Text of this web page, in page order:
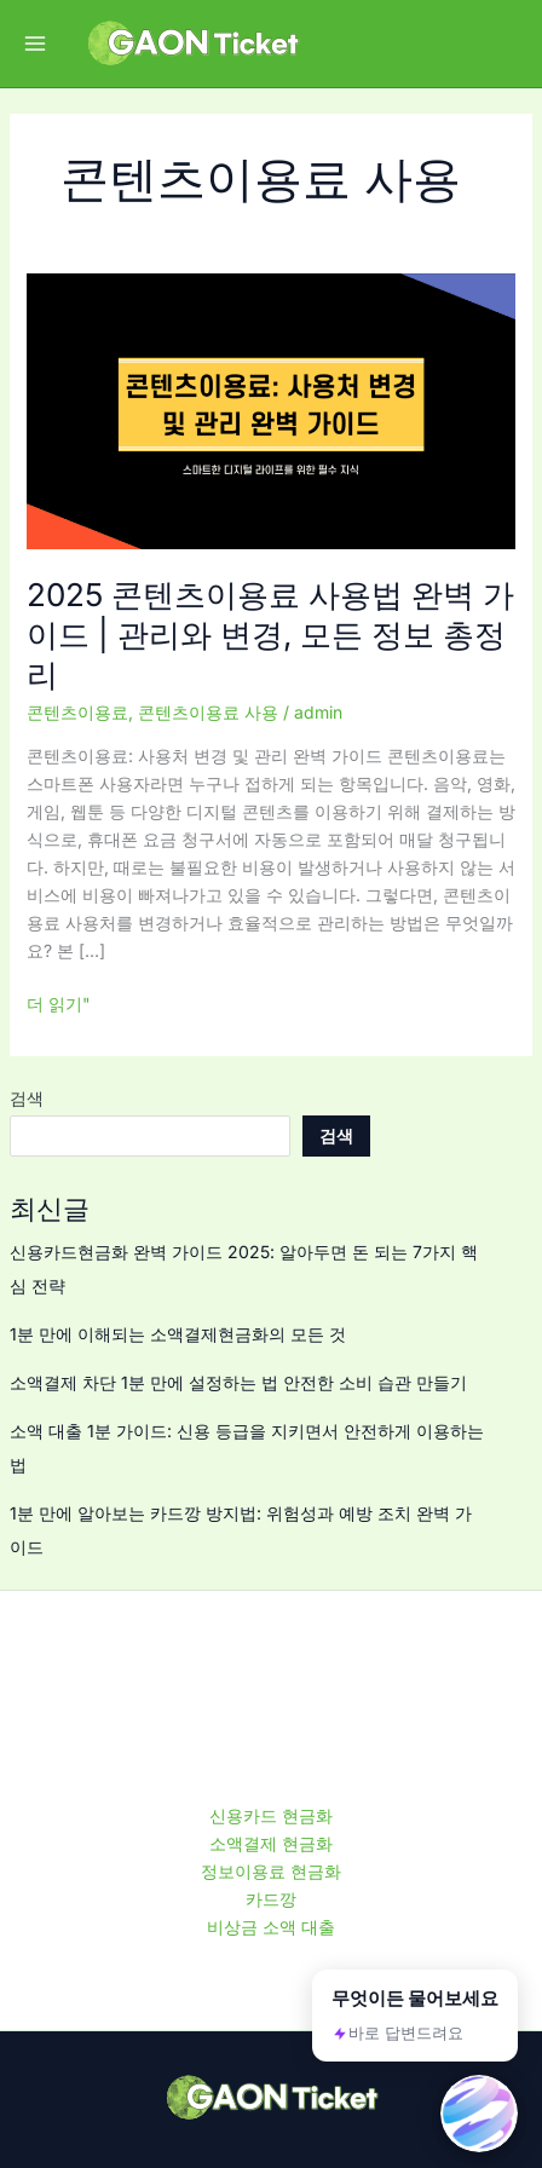
콘텐츠이용료 사용
2025 콘텐츠이용료 사용법 완벽 가
이드 | 관리와 변경, 모든 정보 총정
리
콘텐츠이용료 , 콘텐츠이용료 사용 / admin
콘텐츠이용료: 사용처 변경 및 관리 완벽 가이드 콘텐츠이용료는
스마트폰 사용자라면 누구나 접하게 되는 항목입니다. 음악, 영화,
게임, 웹툰 등 다양한 디지털 콘텐츠를 이용하기 위해 결제하는 방
식으로, 휴대폰 요금 청구서에 자동으로 포함되어 매달 청구됩니
다. 하지만, 때로는 불필요한 비용이 발생하거나 사용하지 않는 서
비스에 비용이 빠져나가고 있을 수 있습니다. 그렇다면, 콘텐츠이
용료 사용처를 변경하거나 효율적으로 관리하는 방법은 무엇일까
요? 본 […]
용
벽
가
이
드
|
리
와
변
경,
모
든
정
보
정
더 읽기"
검색
검색
최신글
신용카드현금화 완벽 가이드 2025: 알아두면 돈 되는 7가지 핵
심 전략
1분 만에 이해되는 소액결제현금화의 모든 것
소액결제 차단 1분 만에 설정하는 법 안전한 소비 습관 만들기
소액 대출 1분 가이드: 신용 등급을 지키면서 안전하게 이용하는
법
1분 만에 알아보는 카드깡 방지법: 위험성과 예방 조치 완벽 가
이드
신용카드 현금화
소액결제 현금화
정보이용료 현금화
카드깡
비상금 소액 대출
무엇이든 물어보세요
바로 답변드려요